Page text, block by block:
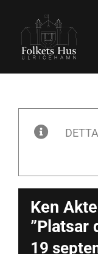
innehållet
Ken
”Platsar
19